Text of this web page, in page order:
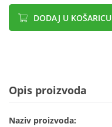
DODAJ U KOŠARICU
Opis proizvoda
Naziv proizvoda: